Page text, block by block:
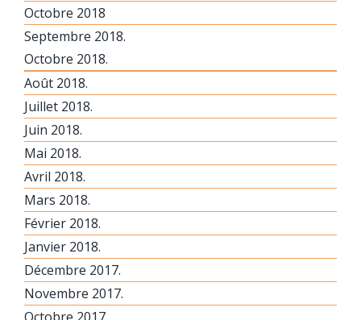
Octobre 2018
Septembre 2018.
Octobre 2018.
Août 2018.
Juillet 2018.
Juin 2018.
Mai 2018.
Avril 2018.
Mars 2018.
Février 2018.
Janvier 2018.
Décembre 2017.
Novembre 2017.